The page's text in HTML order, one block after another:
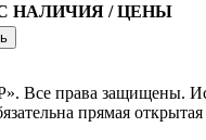
НАЛИЧИЯ / ЦЕНЫ
права защищены.
прямая